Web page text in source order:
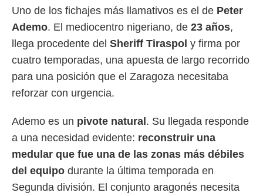
no
Puedes
acceder a
web a
abono
únicos
Uno de los fichajes más llamativos es el de Peter
Ademo. El mediocentro nigeriano, de 23 años,
llega procedente del Sheriff Tiraspol y firma por
cuatro temporadas, una apuesta de largo recorrido
para una posición que el Zaragoza necesitaba
reforzar con urgencia.
Ademo es un pivote natural . Su llegada responde
a una necesidad evidente: reconstruir una
medular que fue una de las zonas más débiles
del equipo durante la última temporada en
Segunda división. El conjunto aragonés necesita